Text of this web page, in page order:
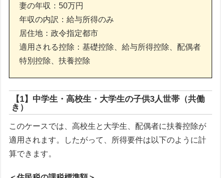
妻の年収：50万円
年収の内訳：給与所得のみ
居住地：政令指定都市
適用される控除：基礎控除、給与所得控除、配偶者
特別控除、扶養控除
【1】中学生・高校生・大学生の子供3人世帯（共働
き）
このケースでは、高校生と大学生、配偶者に扶養控除が
適用されます。したがって、所得要件は以下のように計
算できます。